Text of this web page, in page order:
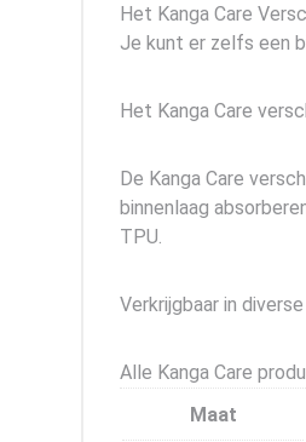
Het Kanga Care
Je kunt er zelfs een
Het Kanga Care
De Kanga Care
binnenlaag
TPU.
Verkrijgbaar in
Alle Kanga Care
Maat